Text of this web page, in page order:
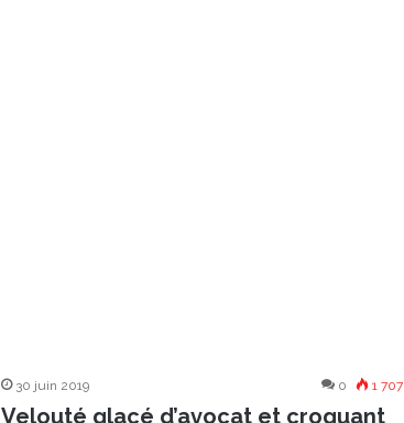
30 juin 2019 0 1 707
Velouté glacé d’avocat et croquant